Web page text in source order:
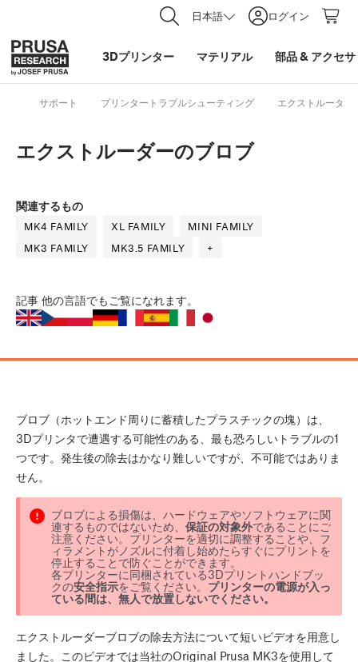
日本語 ログイン
3Dプリンター マテリアル 部品& アクセ
サポート プリンタートラブルシューティング エクストルーダー
エクストルーダーのブロブ
関連するもの
MK4 FAMILY XL FAMILY
MINI FAMILY
MK3 FAMILY
MK3.5 FAMILY +
記事 他の言語でもご覧になれます。
ブロブ（ホットエンド周りに蓄積したプラスチックの塊）は、
3Dプリンタで遭遇する可能性のある、最も恐ろしいトラブルの1
つです。発生後の除去はかなり難しいですが、不可能ではありま
せん。
ブロブによる損傷は、ハードウェアやソフトウェアに関
連するものではないため、 保証の対象外であることにご
注意ください。プリンターを適切に調整することや、フ
ィラメントがノズルに付着し始めたらすぐにプリントを
停止することで防ぐことができます。
各プリンターに同梱されている3Dプリントハンドブッ
クの安全指示をご覧ください。 プリンターの電源が入っ
ている間は、無人で放置しないでください。
エクストルーダーブロブの除去方法について短いビデオを用意し
ました。このビデオでは当社のOriginal Prusa MK3を使用して